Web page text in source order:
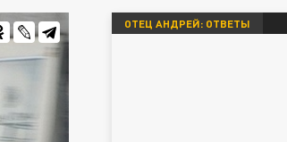
ОТЕЦ АНДРЕЙ: ОТВЕТЫ